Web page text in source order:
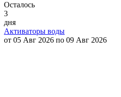
Осталось
3
дня
Активаторы воды
от 05 Авг 2026 по 09 Авг 2026